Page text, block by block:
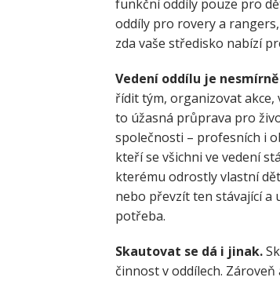
funkční oddíly pouze pro
oddíly pro rovery a
zda vaše středisko nabízí
Vedení oddílu je
řídit tým, organizovat akce,
to úžasná průprava pro
společnosti – profesních i
kteří se všichni ve vedení
kterému odrostly vlastní
nebo převzít ten stávající a
potřeba.
Skautovat se dá i jinak.
činnost v oddílech.